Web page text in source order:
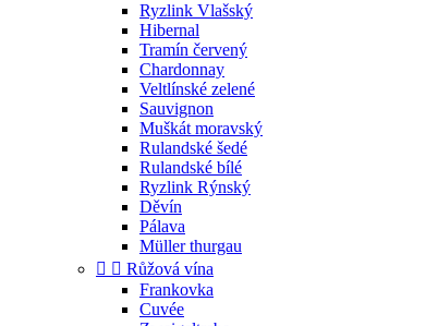
Ryzlink Vlašský
Hibernal
Tramín červený
Chardonnay
Veltlínské zelené
Sauvignon
Muškát moravský
Rulandské šedé
Rulandské bílé
Ryzlink Rýnský
Děvín
Pálava
Müller thurgau
  Růžová vína
Frankovka
Cuvée